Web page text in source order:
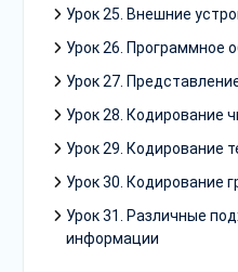
Урок 25. Внешние
Урок 26. Программное
Урок 27.
Урок 28. Кодирование
Урок 29. Кодирование
Урок 30. Кодирование
Урок 31. Различные
информации